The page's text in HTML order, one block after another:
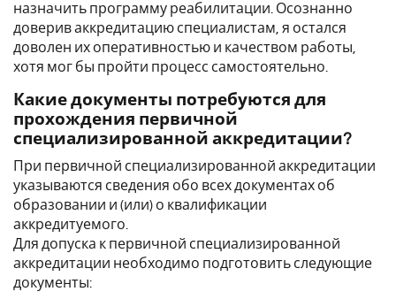
назначить программу реабилитации. Осознанно
доверив аккредитацию специалистам, я остался
доволен их оперативностью и качеством работы,
хотя мог бы пройти процесс самостоятельно.
Какие документы потребуются для
прохождения первичной
специализированной аккредитации?
При первичной специализированной аккредитации
указываются сведения обо всех документах об
образовании и (или) о квалификации
аккредитуемого.
Для допуска к первичной специализированной
аккредитации необходимо подготовить следующие
документы: